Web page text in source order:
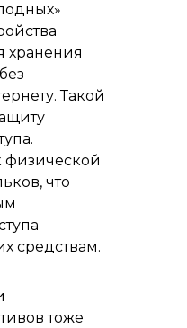
хранения
Такой
физической
что
средствам.
тоже